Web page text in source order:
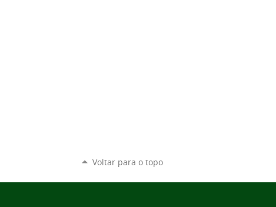
Voltar para o topo